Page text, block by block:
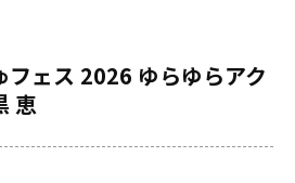
フェス 2026 ゆらゆらアク
恵